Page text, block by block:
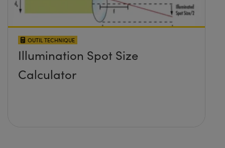
OUTIL TECHNIQUE
Illumination Spot Size
Calculator